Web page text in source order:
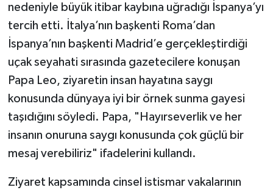
nedeniyle büyük itibar kaybına uğradığı İspanya’yı
tercih etti. İtalya’nın başkenti Roma’dan
İspanya’nın başkenti Madrid’e gerçekleştirdiği
uçak seyahati sırasında gazetecilere konuşan
Papa Leo, ziyaretin insan hayatına saygı
konusunda dünyaya iyi bir örnek sunma gayesi
taşıdığını söyledi. Papa, "Hayırseverlik ve her
insanın onuruna saygı konusunda çok güçlü bir
mesaj verebiliriz" ifadelerini kullandı.
Ziyaret kapsamında cinsel istismar vakalarının